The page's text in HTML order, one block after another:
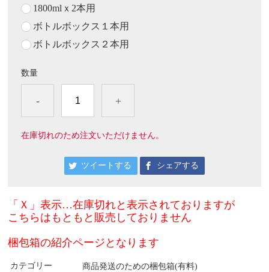
1800mlｘ2本用
ボトルボックス１本用
ボトルボックス２本用
数量
- +
在庫切れのため注文いただけません。
ツイートする シェアする
「Ｘ」表示…在庫切れと表示されておりますが
こちらはもともと販売しておりません
梱包箱の紹介ページとなります
カテゴリー 商品発送のための梱包箱(有料)